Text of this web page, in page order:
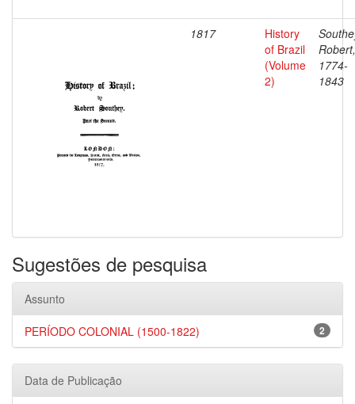
1817
History
of Brazil
(Volume
2)
Robert,
1774-
1843
Sugestões de pesquisa
Assunto
2
PERÍODO COLONIAL (1500-1822)
Data de Publicação